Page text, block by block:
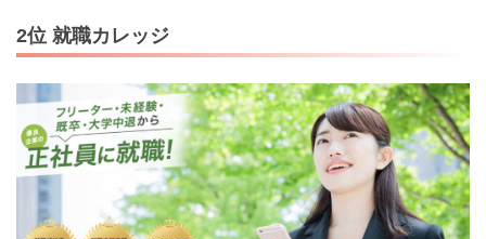
2位 就職カレッジ